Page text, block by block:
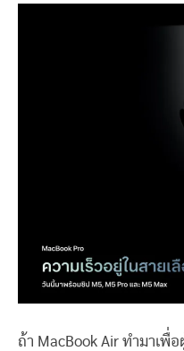
ถ้า MacBook Air ทำมาเพื่